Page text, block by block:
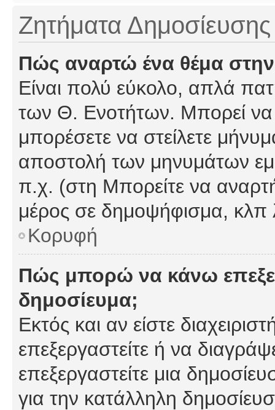
Ζητήματα Δημοσίευσης
Πώς αναρτώ ένα θέμα
Είναι πολύ εύκολο, απλά
των Θ. Ενοτήτων. Μπορεί να
μπορέσετε να στείλετε
αποστολή των μηνυμάτων
π.χ. (στη Μπορείτε να
μέρος σε δημοψήφισμα, κλπ
Κορυφή
Πώς μπορώ να κάνω
δημοσίευμα;
Εκτός και αν είστε
επεξεργαστείτε ή να
επεξεργαστείτε μια
για την κατάλληλη